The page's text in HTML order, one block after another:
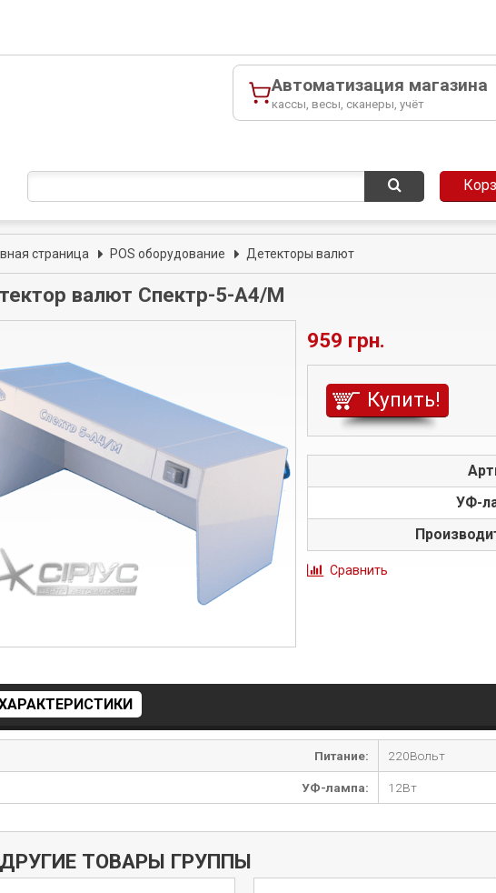
Автоматизация магазина
кассы, весы, сканеры, учёт
страница POS оборудование Детекторы валют
валют Спектр-5-А4/М
959 грн.
Купить!
УФ-
Сравнить
Питание: 220Вольт
УФ-лампа: 12Вт
ДРУГИЕ ТОВАРЫ ГРУППЫ